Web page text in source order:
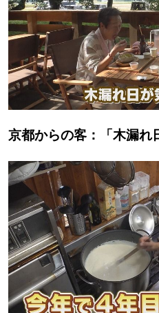
京都からの客：「木漏れ